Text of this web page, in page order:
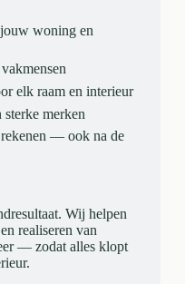
woning en
elk raam en interieur
merken
— ook na de
Wij helpen
realiseren van
— zodat alles klopt